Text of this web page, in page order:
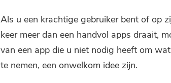
Als u een krachtige gebruiker bent of op
keer meer dan een handvol apps draait,
van een app die u niet nodig heeft om
te nemen, een onwelkom idee zijn.